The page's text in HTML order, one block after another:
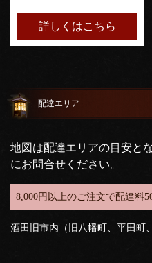
詳しくはこちら
配達エリア
地図は配達エリアの目安と
にお問合せください。
8,000円以上のご注文で配達料
酒田旧市内（旧八幡町、平田町